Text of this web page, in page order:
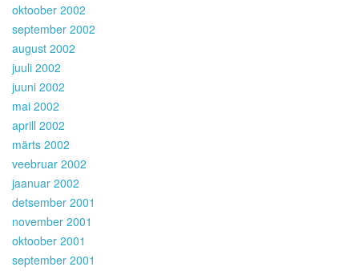
oktoober 2002
september 2002
august 2002
juuli 2002
juuni 2002
mai 2002
aprill 2002
märts 2002
veebruar 2002
jaanuar 2002
detsember 2001
november 2001
oktoober 2001
september 2001